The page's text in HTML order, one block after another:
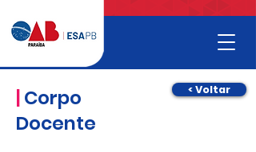
|Corpo
Docente
< Voltar